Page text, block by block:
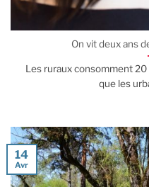
On vit deux ans
Les ruraux consomment
que les
14
Avr